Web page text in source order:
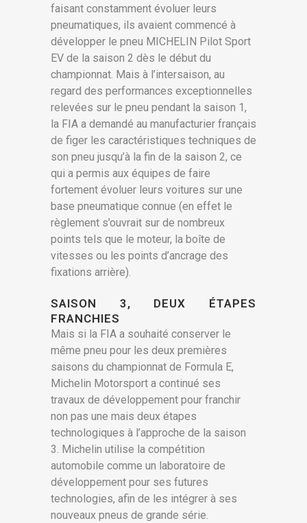
faisant constamment évoluer leurs
pneumatiques, ils avaient commencé à
développer le pneu MICHELIN Pilot Sport
EV de la saison 2 dès le début du
championnat. Mais à l’intersaison, au
regard des performances exceptionnelles
relevées sur le pneu pendant la saison 1,
la FIA a demandé au manufacturier français
de figer les caractéristiques techniques de
son pneu jusqu’à la fin de la saison 2, ce
qui a permis aux équipes de faire
fortement évoluer leurs voitures sur une
base pneumatique connue (en effet le
règlement s’ouvrait sur de nombreux
points tels que le moteur, la boîte de
vitesses ou les points d’ancrage des
fixations arrière).
SAISON 3, DEUX ÉTAPES
FRANCHIES
Mais si la FIA a souhaité conserver le
même pneu pour les deux premières
saisons du championnat de Formula E,
Michelin Motorsport a continué ses
travaux de développement pour franchir
non pas une mais deux étapes
technologiques à l’approche de la saison
3. Michelin utilise la compétition
automobile comme un laboratoire de
développement pour ses futures
technologies, afin de les intégrer à ses
nouveaux pneus de grande série.